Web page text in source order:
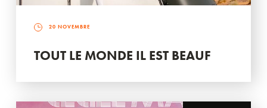
20 NOVEMBRE
TOUT LE MONDE IL EST BEAUF